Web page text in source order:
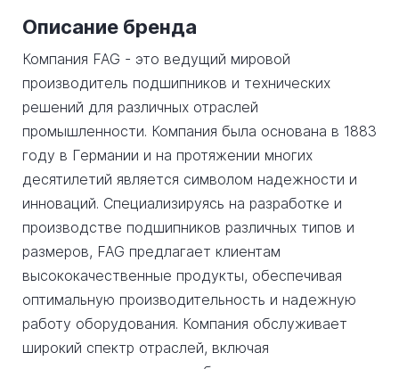
Описание бренда
Компания FAG - это ведущий мировой
производитель подшипников и технических
решений для различных отраслей
промышленности. Компания была основана в 1883
году в Германии и на протяжении многих
десятилетий является символом надежности и
инноваций. Специализируясь на разработке и
производстве подшипников различных типов и
размеров, FAG предлагает клиентам
высококачественные продукты, обеспечивая
оптимальную производительность и надежную
работу оборудования. Компания обслуживает
широкий спектр отраслей, включая